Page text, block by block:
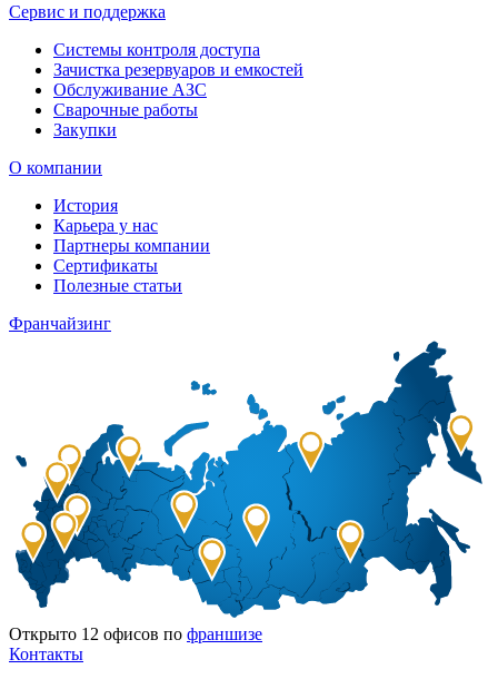
Сервис и поддержка
Системы контроля доступа
Зачистка резервуаров и емкостей
Обслуживание АЗС
Сварочные работы
Закупки
О компании
История
Карьера у нас
Партнеры компании
Сертификаты
Полезные статьи
Франчайзинг
Открыто 12 офисов по франшизе
Контакты